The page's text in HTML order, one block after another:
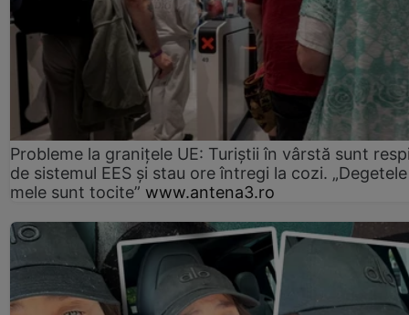
Probleme la granițele UE: Turiștii în vârstă sunt
de sistemul EES și stau ore întregi la cozi. „Degetele
mele sunt tocite” www.antena3.ro